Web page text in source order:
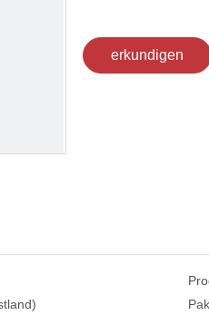
erkundigen